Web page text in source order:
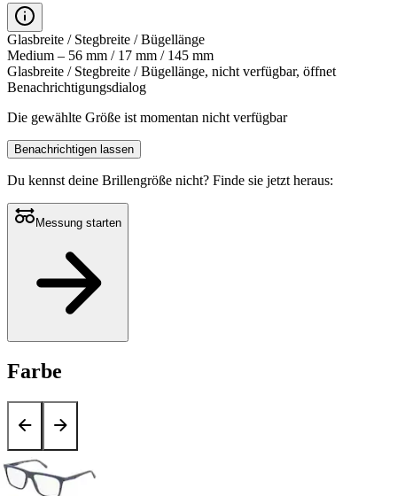
Glasbreite / Stegbreite / Bügellänge
Medium – 56 mm / 17 mm / 145 mm
Glasbreite / Stegbreite / Bügellänge, nicht verfügbar, öffnet
Benachrichtigungsdialog
Die gewählte Größe ist momentan nicht verfügbar
Benachrichtigen lassen
Du kennst deine Brillengröße nicht? Finde sie jetzt heraus:
Messung starten
Farbe